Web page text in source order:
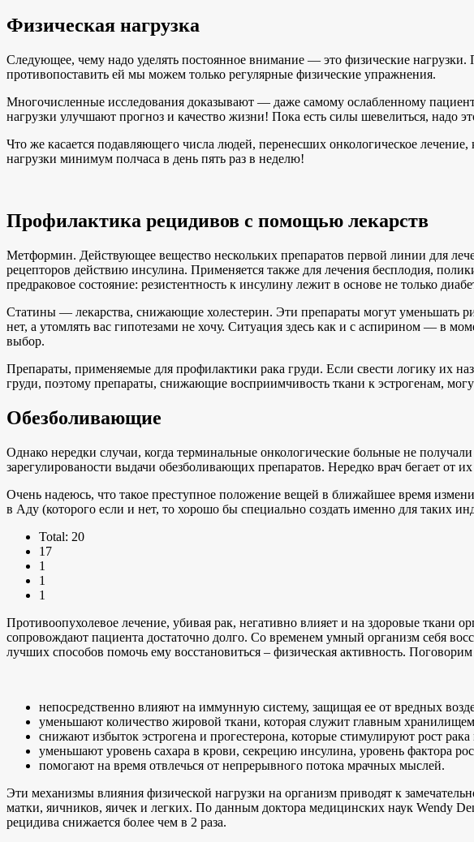
Физическая нагрузка
Следующее, чему надо уделять постоянное внимание — это физические
противопоставить ей мы можем только регулярные физические упражнения.
Многочисленные исследования доказывают — даже самому ослабленному
нагрузки улучшают прогноз и качество жизни! Пока есть силы шевелиться, надо
Что же касается подавляющего числа людей, перенесших онкологическое
нагрузки минимум полчаса в день пять раз в неделю!
Профилактика рецидивов с помощью лекарств
Метформин. Действующее вещество нескольких препаратов первой линии для
рецепторов действию инсулина. Применяется также для лечения бесплодия,
предраковое состояние: резистентность к инсулину лежит в основе не только
Статины — лекарства, снижающие холестерин. Эти препараты могут уменьшать
нет, а утомлять вас гипотезами не хочу. Ситуация здесь как и с аспирином — в
выбор.
Препараты, применяемые для профилактики рака груди. Если свести логику их
груди, поэтому препараты, снижающие восприимчивость ткани к эстрогенам,
Обезболивающие
Однако нередки случаи, когда терминальные онкологические больные не
зарегулированости выдачи обезболивающих препаратов. Нередко врач бегает
Очень надеюсь, что такое преступное положение вещей в ближайшее время
в Аду (которого если и нет, то хорошо бы специально создать именно для таких
Total: 20
17
1
1
1
Противоопухолевое лечение, убивая рак, негативно влияет и на здоровые ткани
сопровождают пациента достаточно долго. Со временем умный организм себя
лучших способов помочь ему восстановиться – физическая активность.
непосредственно влияют на иммунную систему, защищая ее от вредных
уменьшают количество жировой ткани, которая служит главным
снижают избыток эстрогена и прогестерона, которые стимулируют рост
уменьшают уровень сахара в крови, секрецию инсулина, уровень фактора
помогают на время отвлечься от непрерывного потока мрачных мыслей.
Эти механизмы влияния физической нагрузки на организм приводят к
матки, яичников, яичек и легких. По данным доктора медицинских наук Wendy
рецидива снижается более чем в 2 раза.